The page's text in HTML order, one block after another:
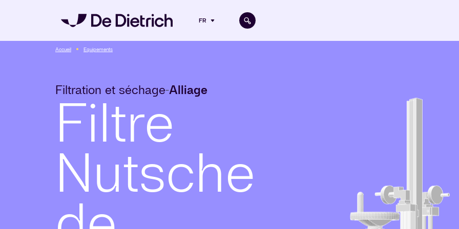
FR
Accueil Equipements
Filtration et séchage-Alliage
Filtre
Nutsche